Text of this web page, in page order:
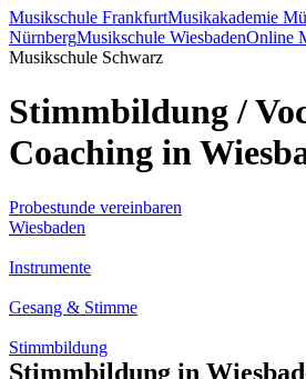
Musikschule FrankfurtMusikakademie
NürnbergMusikschule WiesbadenOnline
Musikschule Schwarz
Stimmbildung /
Coaching in
Probestunde vereinbaren
Wiesbaden
Instrumente
Gesang & Stimme
Stimmbildung
Stimmbildung in